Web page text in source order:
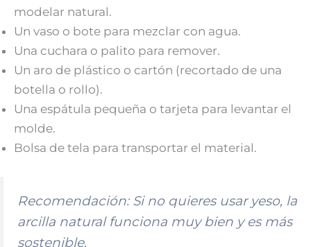
modelar natural.
Un vaso o bote para mezclar con agua.
Una cuchara o palito para remover.
Un aro de plástico o cartón (recortado de una
botella o rollo).
Una espátula pequeña o tarjeta para levantar el
molde.
Bolsa de tela para transportar el material.
Recomendación:Si no quieres usar yeso, la
arcilla natural funciona muy bien y es más
sostenible.